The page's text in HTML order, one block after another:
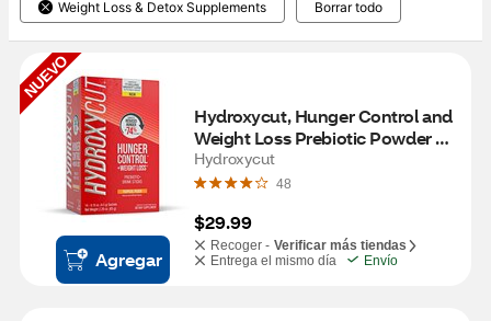
Weight Loss & Detox Supplements Borrar todo
NUEVO
Agregar
Hydroxycut, Hunger Control and
Weight Loss Prebiotic Powder
Drink Sticks, Tropical Peach, 14
CT
Hydroxycut
48
$29.99
Recoger - Verificar más tiendas
Entrega el mismo día
Envío